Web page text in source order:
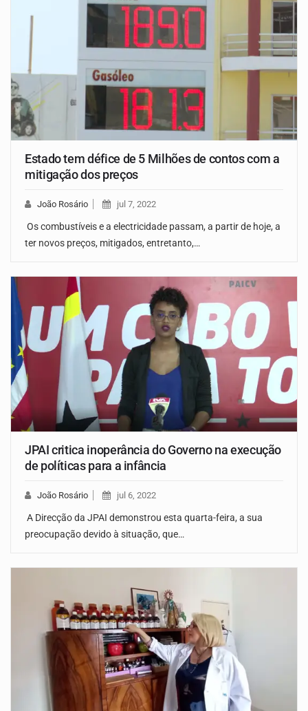
Estado tem défice de 5 Milhões de contos com a
mitigação dos preços
João Rosário jul 7, 2022
Os combustíveis e a electricidade passam, a partir de hoje, a
ter novos preços, mitigados, entretanto,…
JPAI critica inoperância do Governo na execução
de políticas para a infância
João Rosário jul 6, 2022
A Direcção da JPAI demonstrou esta quarta-feira, a sua
preocupação devido à situação, que…